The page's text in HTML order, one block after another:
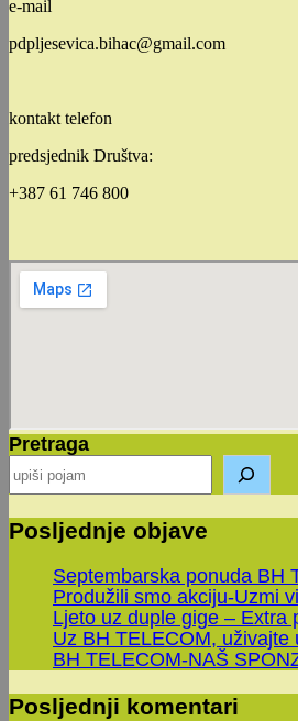
e-mail
pdpljesevica.bihac@gmail.com
kontakt telefon
predsjednik Društva:
+387 61 746 800
Pretraga
Posljednje objave
Septembarska ponuda BH
Produžili smo akciju-Uzmi
Ljeto uz duple gige – Extra
Uz BH TELECOM, uživajte
BH TELECOM-NAŠ
Posljednji komentari